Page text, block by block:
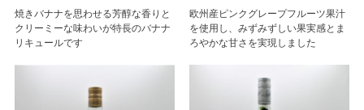
焼きバナナを思わせる芳醇な香りと
クリーミーな味わいが特長のバナナ
リキュールです
欧州産ピンクグレープフルーツ果汁
を使用し、みずみずしい果実感とま
ろやかな甘さを実現しました